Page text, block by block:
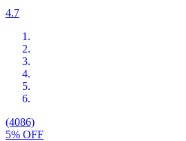
4.7
(4086)
5% OFF